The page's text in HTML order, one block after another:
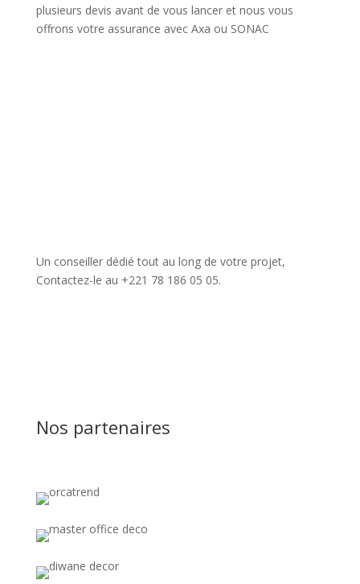
plusieurs devis avant de vous lancer et nous vous
offrons votre assurance avec Axa ou SONAC
Un conseiller dédié tout au long de votre projet,
Contactez-le au +221 78 186 05 05.
Nos partenaires